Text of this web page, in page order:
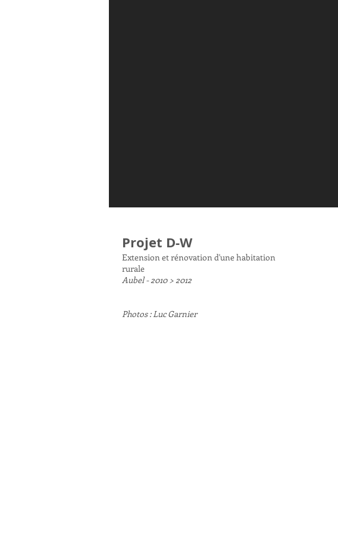
Projet D-W
Extension et rénovation d'une habitation
rurale
Aubel - 2010 > 2012
Photos : Luc Garnier